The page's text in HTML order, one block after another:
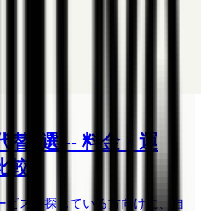
替3選 -- 料金・運
較
ビスを探している方向けに、自